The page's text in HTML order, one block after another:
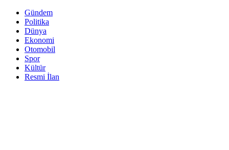
Gündem
Politika
Dünya
Ekonomi
Otomobil
Spor
Kültür
Resmi İlan